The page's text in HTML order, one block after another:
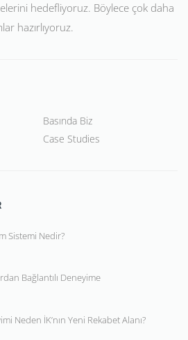
hedefliyoruz. Böylece çok daha
hazırlıyoruz.
Basında Biz
Case Studies
Sistemi Nedir?
Bağlantılı Deneyime
Neden İK’nın Yeni Rekabet Alanı?